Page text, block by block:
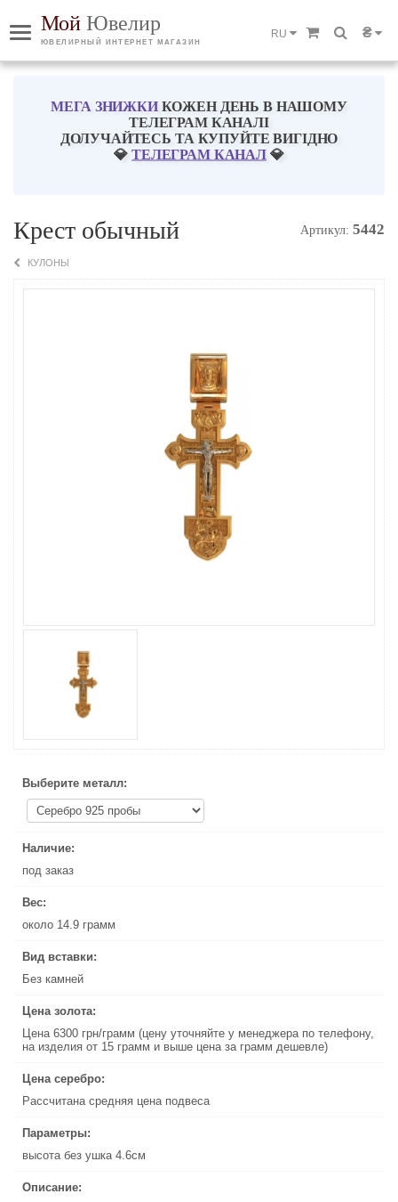
Мой Ювелир
ЮВЕЛИРНЫЙ ИНТЕРНЕТ МАГАЗИН
₴
RU
МЕГА ЗНИЖКИКОЖЕН ДЕНЬ В НАШОМУ
ТЕЛЕГРАМ КАНАЛІ
ДОЛУЧАЙТЕСЬ ТА КУПУЙТЕ ВИГІДНО
💎ТЕЛЕГРАМ КАНАЛ 💎
Крест обычный Артикул: 5442
КУЛОНЫ
Выберите металл:
Наличие:
под заказ
Вес:
около 14.9 грамм
Вид вставки:
Без камней
Цена золота:
Цена 6300 грн/грамм (цену уточняйте у менеджера по телефону,
на изделия от 15 грамм и выше цена за грамм дешевле)
Цена серебро:
Рассчитана средняя цена подвеса
Параметры:
высота без ушка 4.6см
Описание:
Цена 6300 грн/грамм (цену уточняйте у менеджера по телефону,
на изделия от 15 грамм и выше цена за грамм дешевле)
Рассчитана средняя цена подвеса